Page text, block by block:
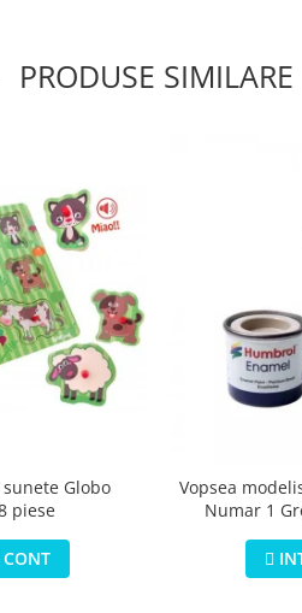
PRODUSE SIMILARE
Globo
piese
Vopsea
Numar 1